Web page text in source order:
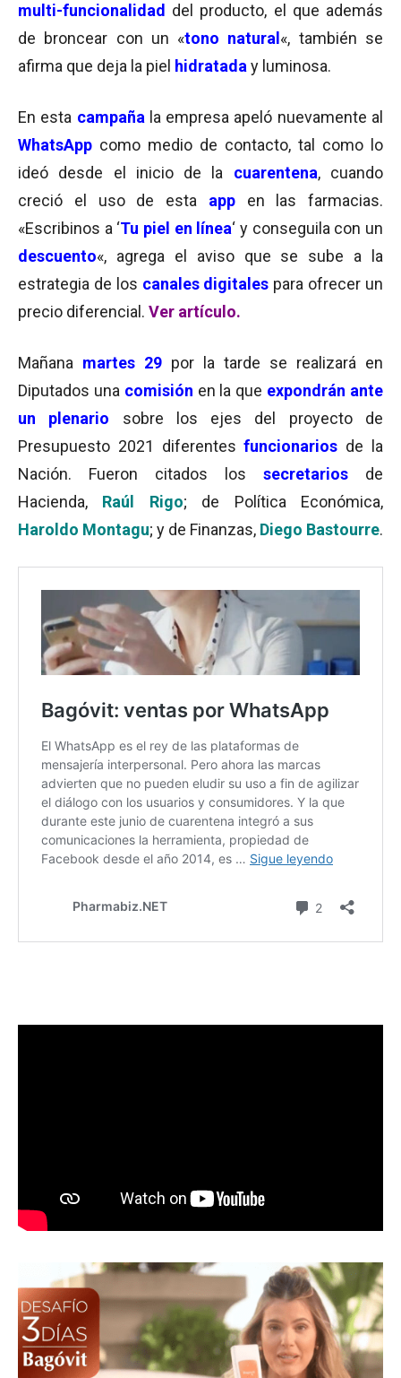
multi-funcionalidad del producto, el que además
de broncear con un «tono natural «, también se
afirma que deja la piel hidratada y luminosa.
En esta campaña la empresa apeló nuevamente al
WhatsApp como medio de contacto, tal como lo
ideó desde el inicio de la cuarentena, cuando
creció el uso de esta appen las farmacias.
«Escribinos a ‘Tu piel en línea‘ y conseguila con un
descuento«, agrega el aviso que se sube a la
estrategia de los canales digitales para ofrecer un
precio diferencial. Ver artículo.
Mañana martes 29 por la tarde se realizará en
Diputados una comisión en la que expondrán ante
un plenario sobre los ejes del proyecto de
Presupuesto 2021 diferentesfuncionarios de la
Nación. Fueron citados los secretarios
de
Hacienda, Raúl Rigo; de Política Económica,
Haroldo Montagu; y de Finanzas, Diego Bastourre.